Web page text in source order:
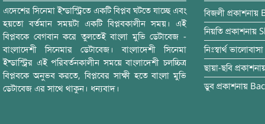
এদেশের সিনেমা ইন্ডাস্ট্রিতে একটি বিপ্লব ঘটতে যাচ্ছে এবং
হয়তো বর্তমান সময়টা একটি বিপ্লবকালীন সময়। এই
বিপ্লবকে বেগবান করে তুলতেই বাংলা মুভি ডেটাবেজ -
বাংলাদেশী সিনেমার ডেটাবেজ। বাংলাদেশী সিনেমা
ইন্ডাস্ট্রির এই পরিবর্তনকালীন সময়ে বাংলাদেশী চলচ্চিত্র
বিপ্লবকে অনুভব করতে, বিপ্লবের সাক্ষী হতে বাংলা মুভি
ডেটাবেজ এর সাথে থাকুন। ধন্যবাদ।
বিজলী প্রকাশনায়
নিয়তি প্রকাশনায়
নিঃস্বার্থ ভালোবাসা
ছায়া-ছবি
ডুব প্রকাশনায়